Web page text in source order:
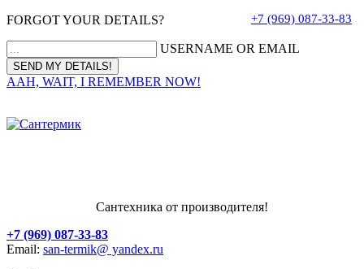
FORGOT YOUR DETAILS?
USERNAME OR EMAIL
AAH, WAIT, I REMEMBER NOW!
+7 (969) 087-33-83
Сантехника от производителя!
+7 (969) 087-33-83
Email: san-termik@ yandex.ru